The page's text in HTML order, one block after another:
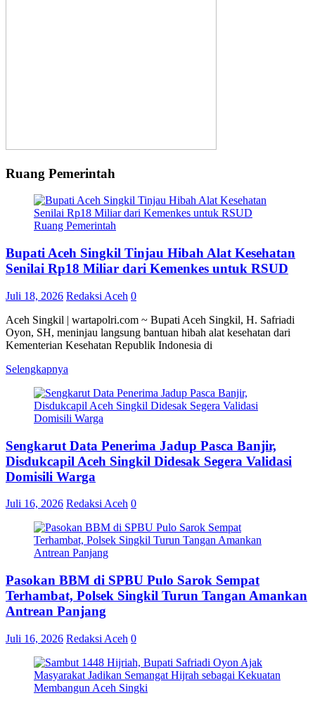
Ruang Pemerintah
Ruang Pemerintah
Bupati Aceh Singkil Tinjau Hibah Alat Kesehatan
Senilai Rp18 Miliar dari Kemenkes untuk RSUD
Juli 18, 2026 Redaksi Aceh 0
Aceh Singkil | wartapolri.com ~ Bupati Aceh Singkil, H. Safriadi
Oyon, SH, meninjau langsung bantuan hibah alat kesehatan dari
Kementerian Kesehatan Republik Indonesia di
Selengkapnya
Sengkarut Data Penerima Jadup Pasca Banjir,
Disdukcapil Aceh Singkil Didesak Segera Validasi
Domisili Warga
Juli 16, 2026 Redaksi Aceh 0
Pasokan BBM di SPBU Pulo Sarok Sempat
Terhambat, Polsek Singkil Turun Tangan Amankan
Antrean Panjang
Juli 16, 2026 Redaksi Aceh 0